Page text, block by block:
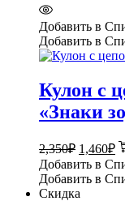
Добавить в
Добавить в
Кулон с
«Знаки
2,350₽
цена
2,350₽.
1,460₽
Добавить в
Добавить в
Скидка